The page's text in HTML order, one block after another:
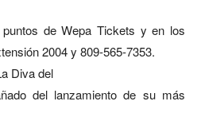
de Wepa Tickets y en los
2004y 809-565-7353.
Diva del
del lanzamiento de su más